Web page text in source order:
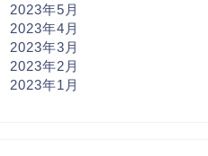
2023年5月
2023年4月
2023年3月
2023年2月
2023年1月